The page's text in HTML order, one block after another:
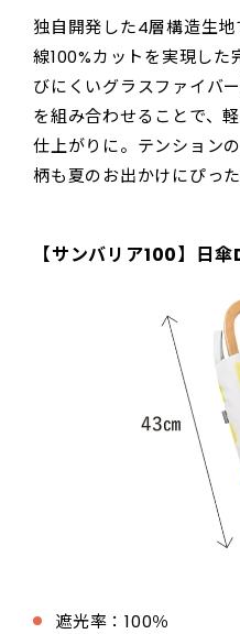
独自開発した4層構造生
線100%カットを実現した
びにくいグラスファイバ
を組み合わせることで、
仕上がりに。テンション
柄も夏のお出かけにぴった
【サンバリア100】日
遮光率：100％